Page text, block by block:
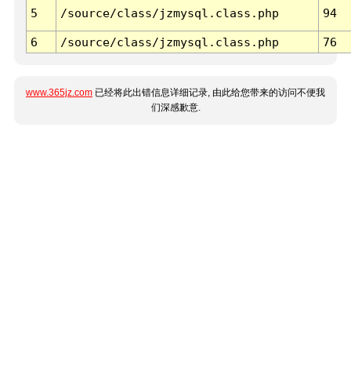
5 /source/class/jzmysql.class.php 94
6 /source/class/jzmysql.class.php 76
www.365jz.com 已经将此出错信息详细记录, 由此给您带来的访问不便我
们深感歉意.